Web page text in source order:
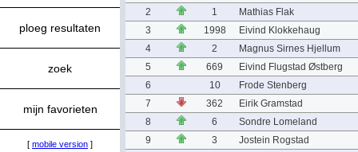
ploeg resultaten
zoek
mijn favorieten
[ mobile version ]
2
1
Mathias Flak
3
1998
Eivind Klokkehaug
4
2
Magnus Sirnes Hjellum
5
669
Eivind Flugstad Østberg
6
10
Frode Stenberg
7
362
Eirik Gramstad
8
6
Sondre Lomeland
9
3
Jostein Rogstad